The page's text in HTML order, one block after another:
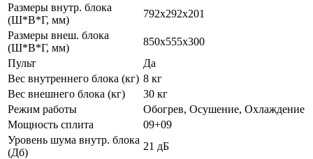
Размеры внутр. блока
(Ш*В*Г, мм)
792х292х201
Размеры внеш. блока
(Ш*В*Г, мм)
850х555х300
Пульт
Да
Вес внутреннего блока (кг) 8 кг
Вес внешнего блока (кг)
30 кг
Режим работы
Обогрев, Осушение, Охлаждение
Мощность сплита
09+09
Уровень шума внутр. блока
(Дб)
21 дБ